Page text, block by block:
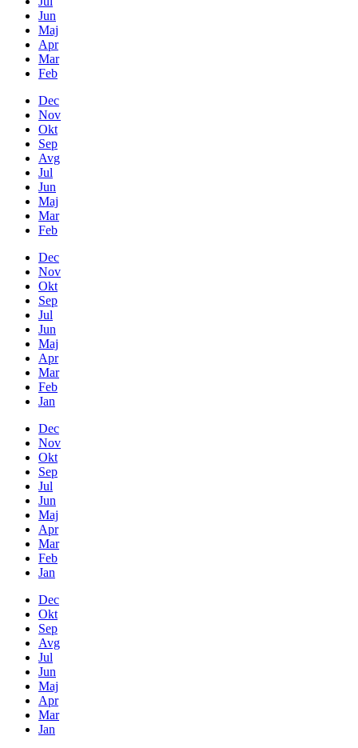
Jun
Maj
Apr
Mar
Feb
Dec
Nov
Okt
Sep
Avg
Jul
Jun
Maj
Mar
Feb
Dec
Nov
Okt
Sep
Jul
Jun
Maj
Apr
Mar
Feb
Jan
Dec
Nov
Okt
Sep
Jul
Jun
Maj
Apr
Mar
Feb
Jan
Dec
Okt
Sep
Avg
Jul
Jun
Maj
Apr
Mar
Jan